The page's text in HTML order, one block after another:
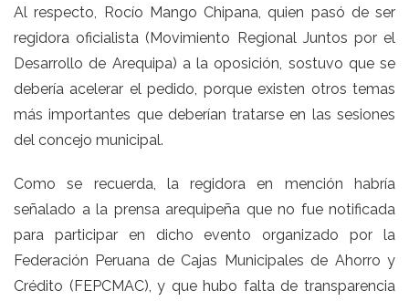
Al respecto, Rocío Mango Chipana, quien pasó de ser
regidora oficialista (Movimiento Regional Juntos por el
Desarrollo de Arequipa) a la oposición, sostuvo que se
debería acelerar el pedido, porque existen otros temas
más importantes que deberían tratarse en las sesiones
del concejo municipal.
Como se recuerda, la regidora en mención habría
señalado a la prensa arequipeña que no fue notificada
para participar en dicho evento organizado por la
Federación Peruana de Cajas Municipales de Ahorro y
Crédito (FEPCMAC), y que hubo falta de transparencia